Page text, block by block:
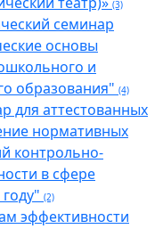
(3)
семинар
основы
и
образования" (4)
для аттестованных
нормативных
контрольно-
в сфере
(2)
эффективности